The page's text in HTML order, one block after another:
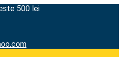
500 lei